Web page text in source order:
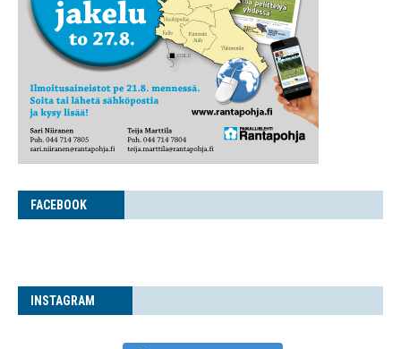
FACE­BOOK
INS­TA­GRAM